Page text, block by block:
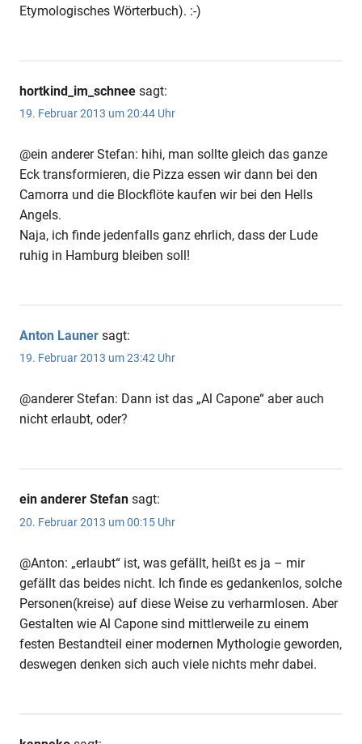
Etymologisches Wörterbuch). :-)
hortkind_im_schnee sagt:
19. Februar 2013 um 20:44 Uhr
@ein anderer Stefan: hihi, man sollte gleich das ganze
Eck transformieren, die Pizza essen wir dann bei den
Camorra und die Blockflöte kaufen wir bei den Hells
Angels.
Naja, ich finde jedenfalls ganz ehrlich, dass der Lude
ruhig in Hamburg bleiben soll!
Anton Launer sagt:
19. Februar 2013 um 23:42 Uhr
@anderer Stefan: Dann ist das „Al Capone“ aber auch
nicht erlaubt, oder?
ein anderer Stefan sagt:
20. Februar 2013 um 00:15 Uhr
@Anton: „erlaubt“ ist, was gefällt, heißt es ja – mir
gefällt das beides nicht. Ich finde es gedankenlos, solche
Personen(kreise) auf diese Weise zu verharmlosen. Aber
Gestalten wie Al Capone sind mittlerweile zu einem
festen Bestandteil einer modernen Mythologie geworden,
deswegen denken sich auch viele nichts mehr dabei.